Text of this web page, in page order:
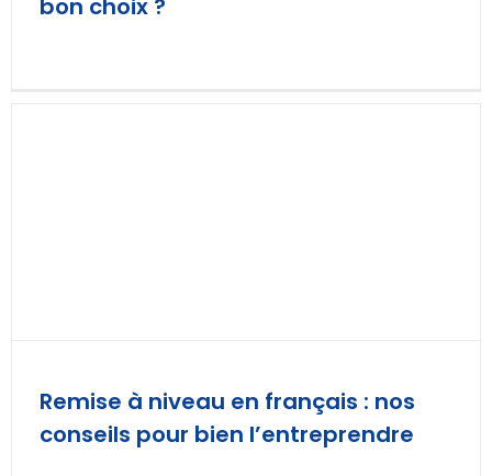
bon choix ?
Remise à niveau en français : nos
conseils pour bien l’entreprendre